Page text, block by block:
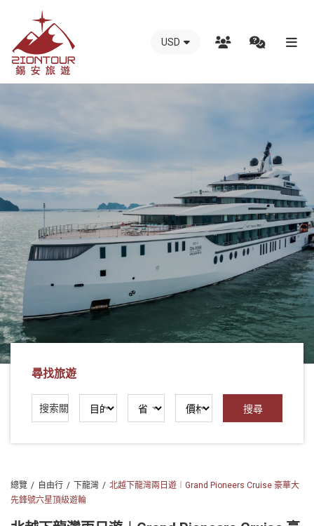
越
國
際
旅
行
社
-
越
南
地
接
社
-
越
南
最
USD
尋找旅遊
總覽 自由行 下龍灣
北越下龍灣兩日遊︱Grand Pioneers Cruise 豪華大
先鋒號六星頂級遊輪